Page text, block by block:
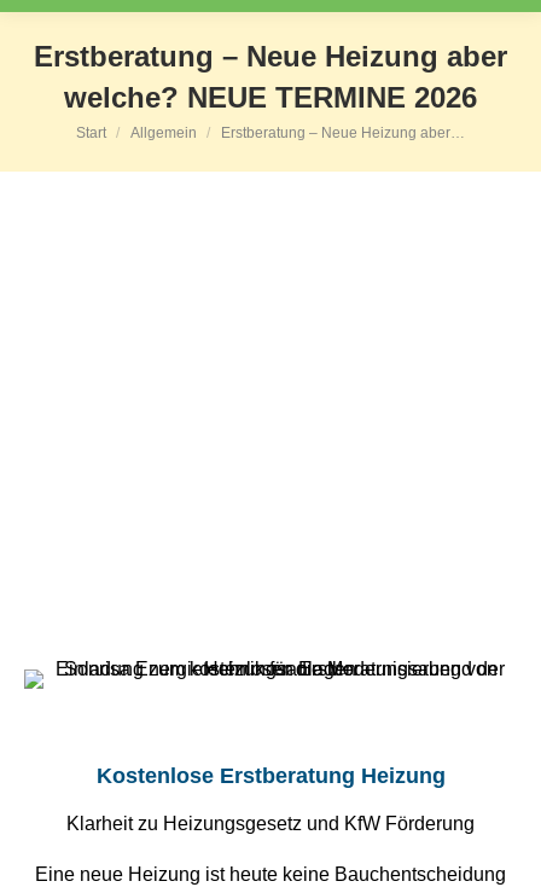
Erstberatung – Neue Heizung aber
welche? NEUE TERMINE 2026
Sie befinden sich hier:
Start Allgemein Erstberatung – Neue Heizung aber…
Kostenlose Erstberatung Heizung
Klarheit zu Heizungsgesetz und KfW Förderung
Eine neue Heizung ist heute keine Bauchentscheidung